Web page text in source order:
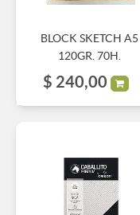
BLOCK SKETCH A5
120GR. 70H.
$ 240,00